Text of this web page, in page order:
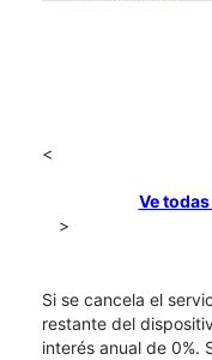
<
Ve
>
Si se cancela el
restante del
interés anual de 0%.